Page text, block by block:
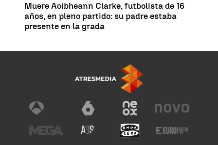
Muere Aoibheann Clarke, futbolista de 16
años, en pleno partido: su padre estaba
presente en la grada